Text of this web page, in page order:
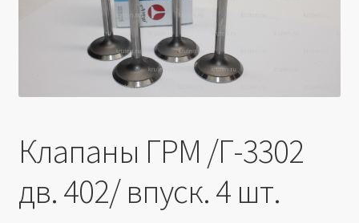
Юридические данные
Клапаны ГРМ /Г-3302
дв. 402/ впуск. 4 шт.